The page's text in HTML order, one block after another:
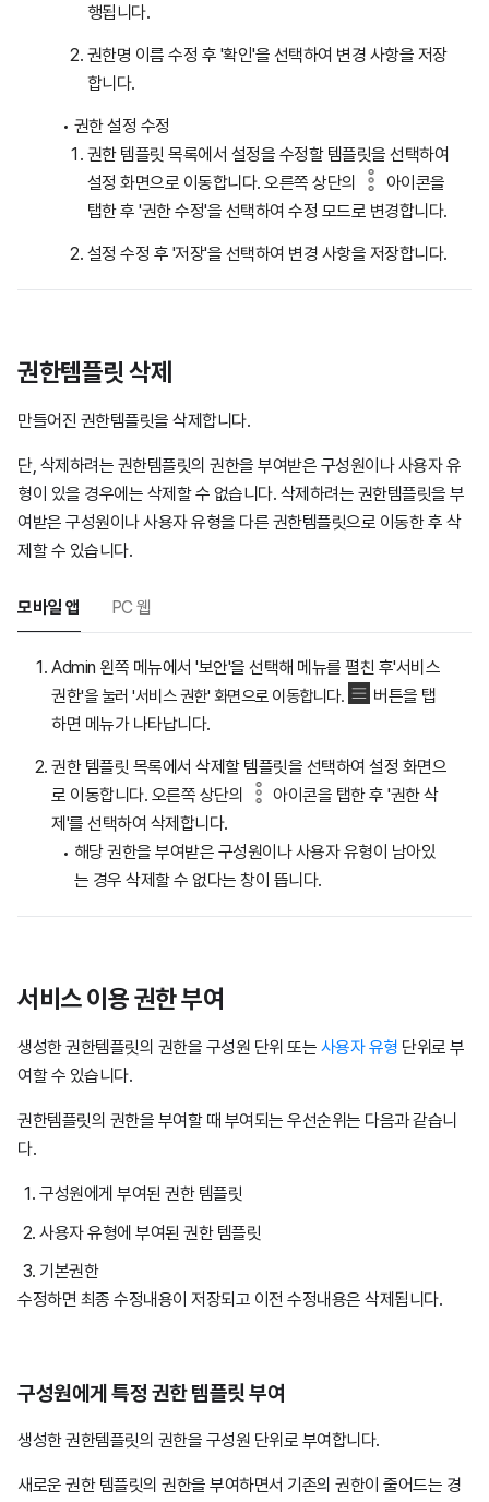
행됩니다.
권한명 이름 수정 후 '확인'을 선택하여 변경 사항을 저장
합니다.
권한 설정 수정
권한 템플릿 목록에서 설정을 수정할 템플릿을 선택하여
설정 화면으로 이동합니다. 오른쪽 상단의
아이콘을
탭한 후 '권한 수정'을 선택하여 수정 모드로 변경합니다.
설정 수정 후 '저장'을 선택하여 변경 사항을 저장합니다.
권한템플릿 삭제
만들어진 권한템플릿을 삭제합니다.
단, 삭제하려는 권한템플릿의 권한을 부여받은 구성원이나 사용자 유
형이 있을 경우에는 삭제할 수 없습니다. 삭제하려는 권한템플릿을 부
여받은 구성원이나 사용자 유형을 다른 권한템플릿으로 이동한 후 삭
제할 수 있습니다.
모바일 앱 PC 웹
Admin 왼쪽 메뉴에서 '보안'을 선택해 메뉴를 펼친 후'서비스
권한'을 눌러 '서비스 권한' 화면으로 이동합니다.
버튼을 탭
하면 메뉴가 나타납니다.
권한 템플릿 목록에서 삭제할 템플릿을 선택하여 설정 화면으
로 이동합니다. 오른쪽 상단의
아이콘을 탭한 후 '권한 삭
제'를 선택하여 삭제합니다.
해당 권한을 부여받은 구성원이나 사용자 유형이 남아있
는 경우 삭제할 수 없다는 창이 뜹니다.
서비스 이용 권한 부여
생성한 권한템플릿의 권한을 구성원 단위 또는 사용자 유형 단위로 부
여할 수 있습니다.
권한템플릿의 권한을 부여할 때 부여되는 우선순위는 다음과 같습니
다.
구성원에게 부여된 권한 템플릿
사용자 유형에 부여된 권한 템플릿
기본권한
수정하면 최종 수정내용이 저장되고 이전 수정내용은 삭제됩니다.
구성원에게 특정 권한 템플릿 부여
생성한 권한템플릿의 권한을 구성원 단위로 부여합니다.
새로운 권한 템플릿의 권한을 부여하면서 기존의 권한이 줄어드는 경